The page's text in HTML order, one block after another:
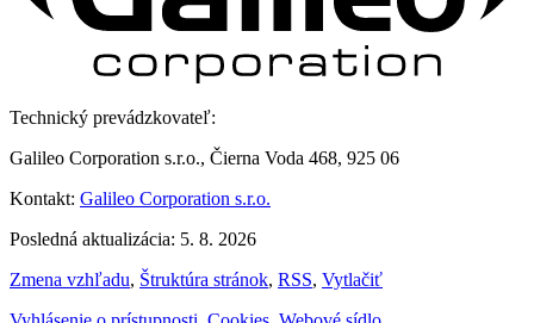
Technický prevádzkovateľ:
Galileo Corporation s.r.o., Čierna Voda 468, 925 06
Kontakt: Galileo Corporation s.r.o.
Posledná aktualizácia: 5. 8. 2026
Zmena vzhľadu, Štruktúra stránok, RSS, Vytlačiť